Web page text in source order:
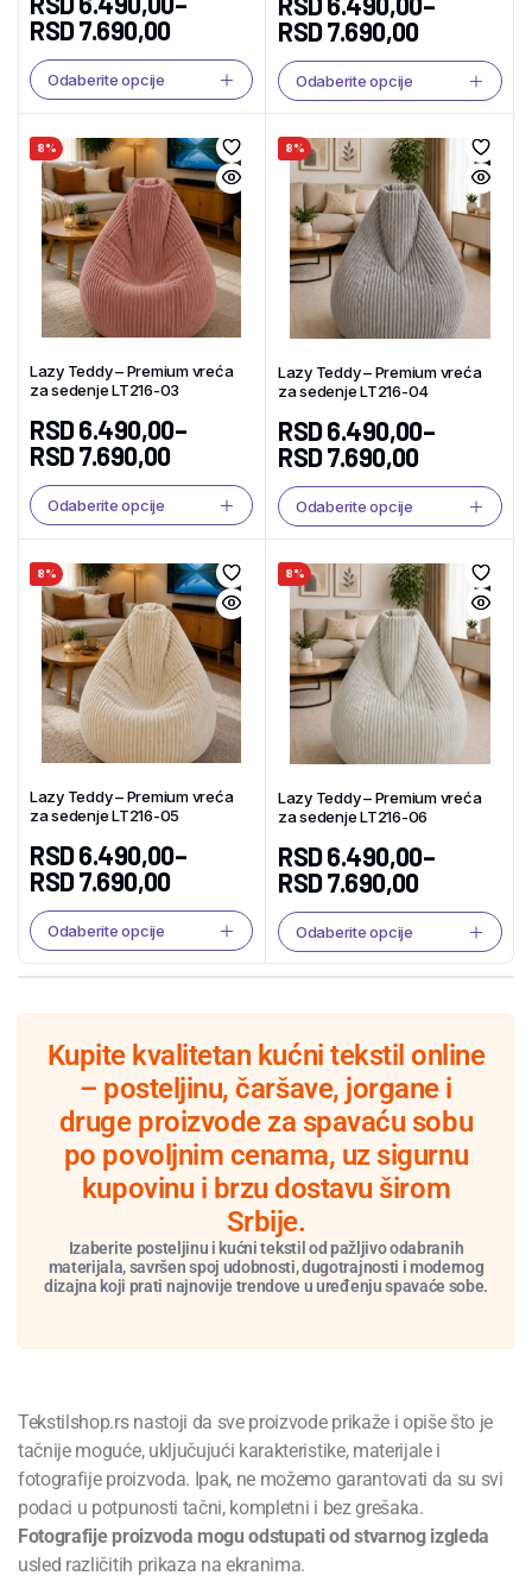
RSD7.690,00
Odaberite opcije
RSD7.690,00
Odaberite opcije
8%
Lazy Teddy – Premium vreća
za sedenje LT216-03
RSD6.490,00–
RSD7.690,00
Odaberite opcije
8%
Lazy Teddy – Premium vreća
za sedenje LT216-04
RSD6.490,00–
RSD7.690,00
Odaberite opcije
8%
Lazy Teddy – Premium vreća
za sedenje LT216-05
RSD6.490,00–
RSD7.690,00
Odaberite opcije
8%
Lazy Teddy – Premium vreća
za sedenje LT216-06
RSD6.490,00–
RSD7.690,00
Odaberite opcije
Kupite kvalitetan kućni tekstil online
– posteljinu, čaršave, jorgane i
druge proizvode za spavaću sobu
po povoljnim cenama, uz sigurnu
kupovinu i brzu dostavu širom
Srbije.
Izaberite posteljinu i kućni tekstil od pažljivo odabranih
materijala, savršen spoj udobnosti, dugotrajnosti i modernog
dizajna koji prati najnovije trendove u uređenju spavaće sobe.
Tekstilshop.rs nastoji da sve proizvode prikaže i opiše što je
tačnije moguće, uključujući karakteristike, materijale i
fotografije proizvoda. Ipak, ne možemo garantovati da su svi
podaci u potpunosti tačni, kompletni i bez grešaka.
Fotografije proizvoda mogu odstupati od stvarnog izgleda
usled različitih prikaza na ekranima.